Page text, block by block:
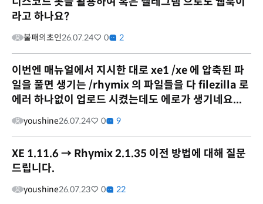
라고 하나요?
불패의초인26.07.24 0 2
이번엔 매뉴얼에서 지시한 대로 xe1 /xe 에 압축된 파
일을 풀면 생기는 /rhymix 의 파일들을 다 filezilla 로
에러 하나없이 업로드 시켰는데도 에로가 생기네요...
youshine26.07.24 0 9
XE 1.11.6 → Rhymix 2.1.35 이전 방법에 대해 질문
드립니다.
youshine26.07.23 0 22